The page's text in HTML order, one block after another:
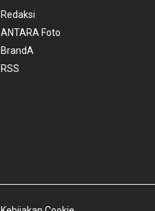
Redaksi
ANTARA Foto
BrandA
RSS